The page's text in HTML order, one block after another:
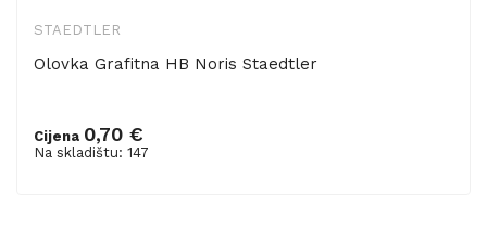
STAEDTLER
Olovka Grafitna HB Noris Staedtler
Cijena 0,70 €
Na skladištu: 147
Dodaj u košaricu